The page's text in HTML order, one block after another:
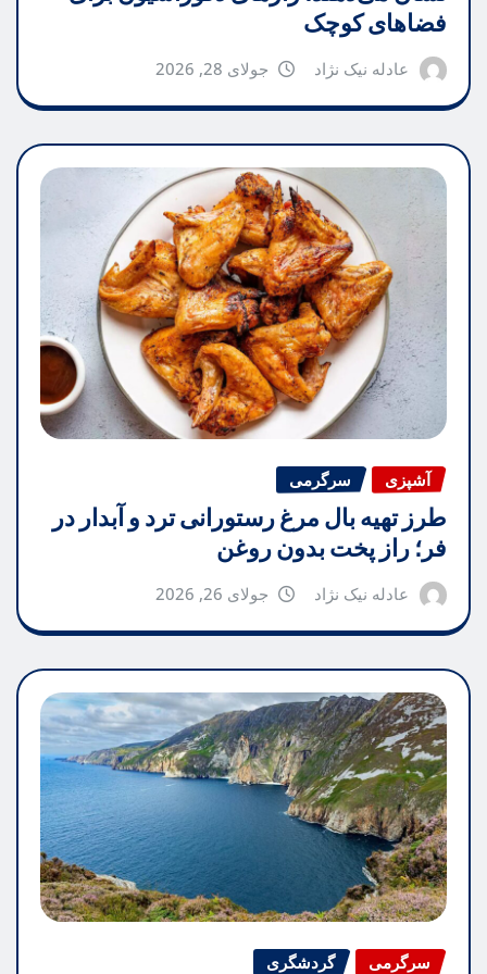
فضاهای کوچک
عادله نیک نژاد جولای 28, 2026
آشپزی سرگرمی
طرز تهیه بال مرغ رستورانی ترد و آبدار در
فر؛ راز پخت بدون روغن
عادله نیک نژاد جولای 26, 2026
سرگرمی گردشگری